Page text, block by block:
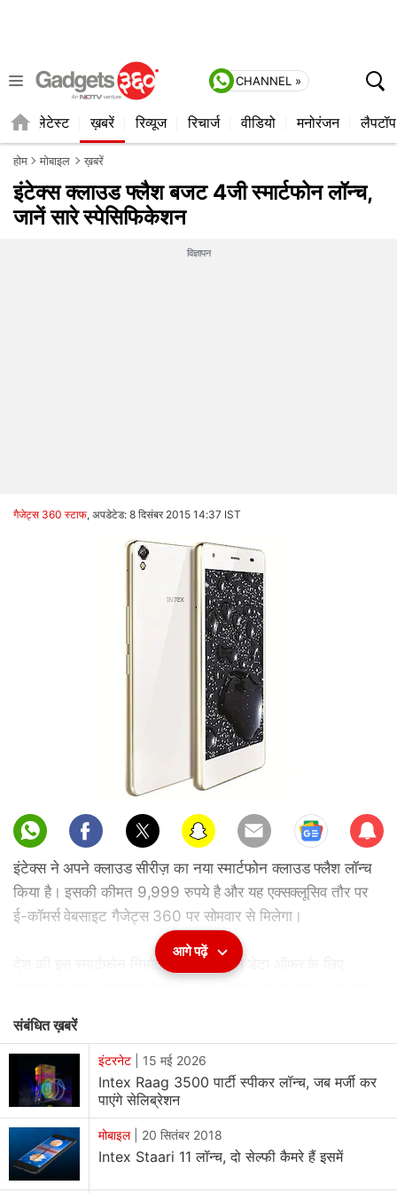
CHANNEL »
लेटेस्ट ख़बरें रिव्यूज रिचार्ज वीडियो मनोरंजन लैपटॉप
होम मोबाइल ख़बरें
इंटेक्स क्लाउड फ्लैश बजट 4जी स्मार्टफोन लॉन्च,
जानें सारे स्पेसिफिकेशन
विज्ञापन
गैजेट्स 360 स्टाफ, अपडेटेड: 8 दिसंबर 2015 14:37 IST
Sub
scri
be
इंटेक्स ने अपने क्लाउड सीरीज़ का नया स्मार्टफोन क्लाउड फ्लैश लॉन्च
किया है। इसकी कीमत 9,999 रुपये है और यह एक्सक्लूसिव तौर पर
ई-कॉमर्स वेबसाइट गैजेट्स 360 पर सोमवार से मिलेगा।
देश की इस स्मार्टफोन निर्माता कंपनी ने डबल डेटा ऑफर के लिए
स्मार्टफोन ब्लैक, व्हाइट और शैंपेन कलर वेरिएंट में उपलब्ध होगा। कंपनी
ने जानकारी दी है कि इंटेक्स क्लाउड फ्लैश के फ्रंट और बैक पैनल पर
कॉर्निंग गोरिल्ला ग्लास 3 का प्रोटेक्शन मौजूद है। इस स्मार्टफोन की
एक और खासियत 4जी कनेक्टिविटी है। इस प्राइस रेंज में नए इंटेक्स
स्मार्टफोन की भिड़ंत लोकप्रिय लेनेवो के3 नोट से होगी।
(पढ़ें:इंटेक्स क्लाउड फ्लैश बनाम लेनेवो के3 नोट
आगे पढ़ें
संबंधित ख़बरें
इंटरनेट 15 मई 2026
Intex Raag 3500 पार्टी स्पीकर लॉन्च, जब मर्जी कर
पाएंगे सेलिब्रेशन
मोबाइल| 20 सितंबर 2018
Intex Staari 11 लॉन्च, दो सेल्फी कैमरे हैं इसमें